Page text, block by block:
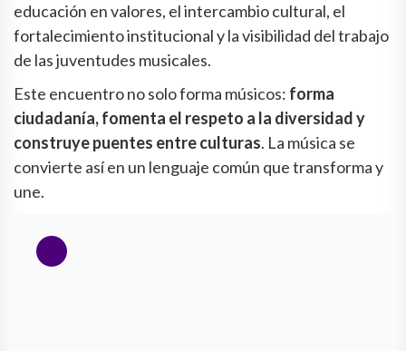
educación en valores, el intercambio cultural, el
fortalecimiento institucional y la visibilidad del trabajo
de las juventudes musicales.
Este encuentro no solo forma músicos: forma
ciudadanía, fomenta el respeto a la diversidad y
construye puentes entre culturas. La música se
convierte así en un lenguaje común que transforma y
une.